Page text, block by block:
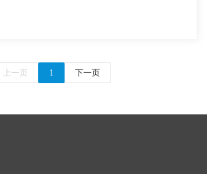
上一页 1 下一页